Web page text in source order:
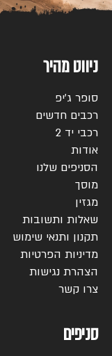
ניווט מהיר
סופר ג’יפ
רכבים חדשים
רכבי יד 2
אודות
הסניפים שלנו
מוסך
מגזין
שאלות ותשובות
תקנון ותנאי שימוש
מדיניות הפרטיות
הצהרת נגישות
צרו קשר
סניפים